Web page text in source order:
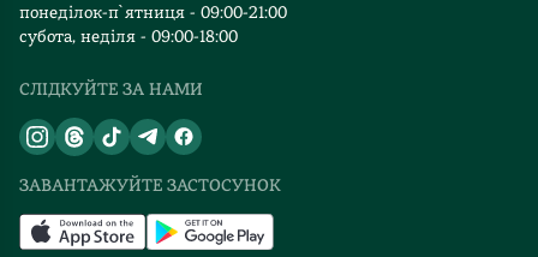
понеділок-п`ятниця - 09:00-21:00
субота, неділя - 09:00-18:00
СЛІДКУЙТЕ ЗА НАМИ
ЗАВАНТАЖУЙТЕ ЗАСТОСУНОК